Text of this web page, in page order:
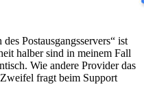
Postausgangsservers“ ist
halber sind in meinem Fall
Wie andere Provider das
fragt beim Support